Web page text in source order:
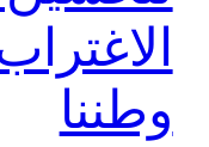
وطننا